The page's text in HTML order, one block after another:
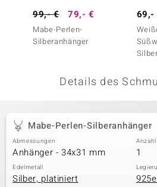
BY DE MELO
Collection
99,- € 79,- €
Mabe-Perlen-
Silberanhänger
69,-
Details des
Mabe-Perlen-Silberanhänger
Abmessungen
Anhänger - 34x31 mm 1
Edelmetall
Silber, platiniert